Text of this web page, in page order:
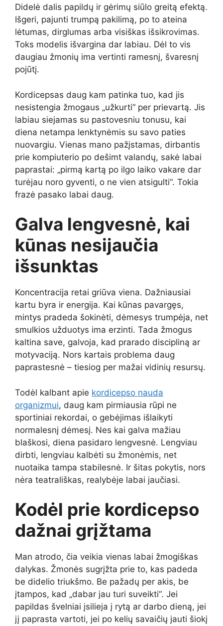
Didelė dalis papildų ir gėrimų siūlo greitą efektą.
Išgeri, pajunti trumpą pakilimą, po to ateina
lėtumas, dirglumas arba visiškas išsikrovimas.
Toks modelis išvargina dar labiau. Dėl to vis
daugiau žmonių ima vertinti ramesnį, švaresnį
pojūtį.
Kordicepsas daug kam patinka tuo, kad jis
nesistengia žmogaus „užkurti“ per prievartą. Jis
labiau siejamas su pastovesniu tonusu, kai
diena netampa lenktynėmis su savo paties
nuovargiu. Vienas mano pažįstamas, dirbantis
prie kompiuterio po dešimt valandų, sakė labai
paprastai: „pirmą kartą po ilgo laiko vakare dar
turėjau noro gyventi, o ne vien atsigulti“. Tokia
frazė pasako labai daug.
Galva lengvesnė, kai
kūnas nesijaučia
išsunktas
Koncentracija retai griūva viena. Dažniausiai
kartu byra ir energija. Kai kūnas pavargęs,
mintys pradeda šokinėti, dėmesys trumpėja, net
smulkios užduotys ima erzinti. Tada žmogus
kaltina save, galvoja, kad prarado discipliną ar
motyvaciją. Nors kartais problema daug
paprastesnė – tiesiog per mažai vidinių resursų.
Todėl kalbant apie kordicepso nauda
organizmui, daug kam pirmiausia rūpi ne
sportiniai rekordai, o gebėjimas išlaikyti
normalesnį dėmesį. Nes kai galva mažiau
blaškosi, diena pasidaro lengvesnė. Lengviau
dirbti, lengviau kalbėti su žmonėmis, net
nuotaika tampa stabilesnė. Ir šitas pokytis, nors
nėra teatrališkas, realybėje labai jaučiasi.
Kodėl prie kordicepso
dažnai grįžtama
Man atrodo, čia veikia vienas labai žmogiškas
dalykas. Žmonės sugrįžta prie to, kas padeda
be didelio triukšmo. Be pažadų per akis, be
įtampos, kad „dabar jau turi suveikti“. Jei
papildas švelniai įsilieja į rytą ar darbo dieną, jei
jį paprasta vartoti, jei po kelių savaičių jauti šiokį